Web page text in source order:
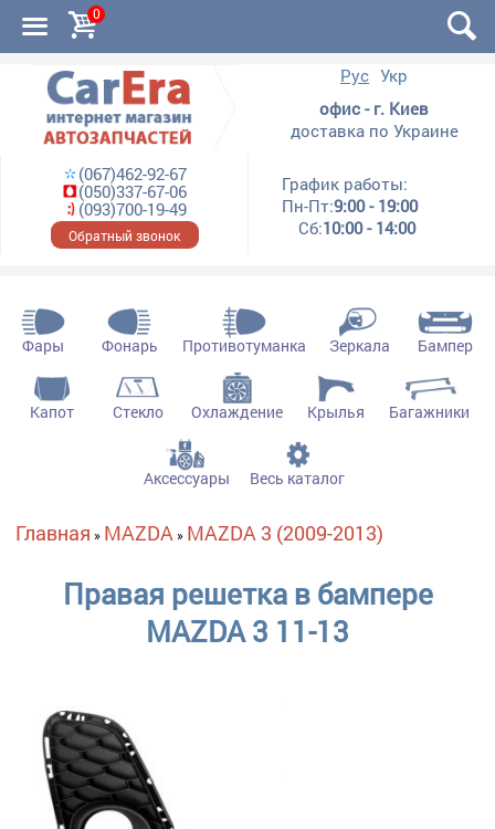
0
Рус Укр
офис - г. Киев
доставка по Украине
(067)462-92-67
(050)337-67-06
(093)700-19-49
Обратный звонок
График работы:
Пн-Пт:9:00 - 19:00
Сб:10:00 - 14:00
Фары Фонарь Противотуманка Зеркала Бампер
Капот Стекло Охлаждение Крылья Багажники
Аксессуары Весь каталог
Вы здесь
Главная » MAZDA» MAZDA 3 (2009-2013)
Правая решетка в бампере
MAZDA 3 11-13